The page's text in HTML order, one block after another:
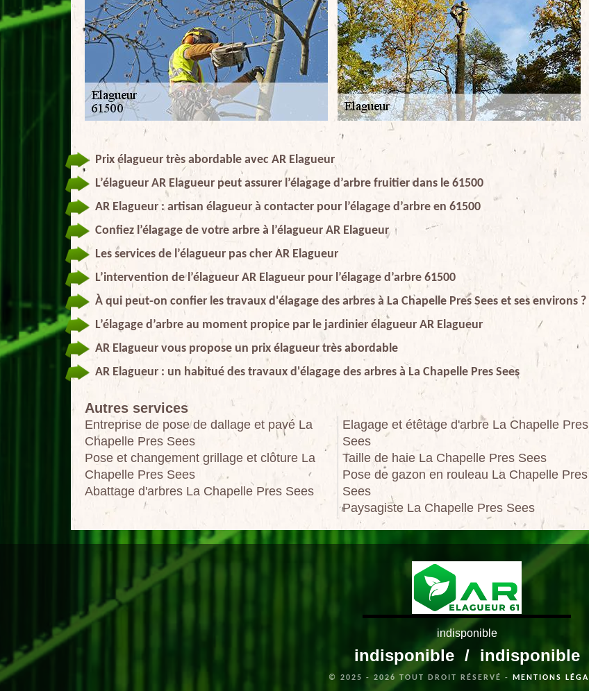
Prix élagueur très abordable avec AR Elagueur
L’élagueur AR Elagueur peut assurer l’élagage d’arbre fruitier dans le 61500
AR Elagueur : artisan élagueur à contacter pour l’élagage d’arbre en 61500
Confiez l’élagage de votre arbre à l’élagueur AR Elagueur
Les services de l’élagueur pas cher AR Elagueur
L’intervention de l’élagueur AR Elagueur pour l’élagage d’arbre 61500
À qui peut-on confier les travaux d'élagage des arbres à La Chapelle Pres Sees et ses environs ?
L’élagage d’arbre au moment propice par le jardinier élagueur AR Elagueur
AR Elagueur vous propose un prix élagueur très abordable
AR Elagueur : un habitué des travaux d'élagage des arbres à La Chapelle Pres Sees
Autres services
Entreprise de pose de dallage et pavé La
Chapelle Pres Sees
Pose et changement grillage et clôture La
Chapelle Pres Sees
Abattage d'arbres La Chapelle Pres Sees
Elagage et étêtage d'arbre La Chapelle Pres
Sees
Taille de haie La Chapelle Pres Sees
Pose de gazon en rouleau La Chapelle Pres
Sees
Paysagiste La Chapelle Pres Sees
indisponible
indisponible / indisponible
© 2025 - 2026 TOUT DROIT RÉSERVÉ - MENTIONS